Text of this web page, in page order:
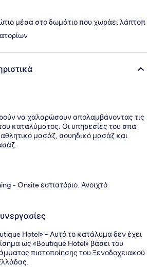
μέσα στο δωμάτιο που χωράει λάπτοπ
να χαλαρώσουν απολαμβάνοντας τις
καταλύματος. Οι υπηρεσίες του σπα
μασάζ, σουηδικό μασάζ και
- Onsite εστιατόριο. Ανοιχτό
Hotel» – Αυτό το κατάλυμα δεν έχει
ως «Boutique Hotel» βάσει του
πιστοποίησης του Ξενοδοχειακού